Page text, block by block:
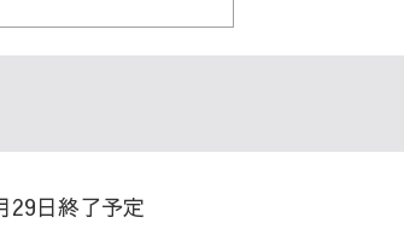
日終了予定